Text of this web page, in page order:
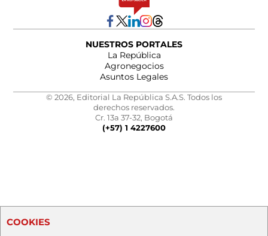
NUESTROS PORTALES
La República
Agronegocios
Asuntos Legales
© 2026, Editorial La República S.A.S. Todos los
derechos reservados.
Cr. 13a 37-32, Bogotá
(+57) 1 4227600
COOKIES